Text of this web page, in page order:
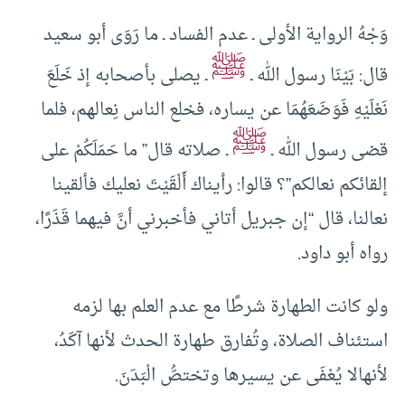
وَجْهُ الرواية الأولى ـ عدم الفساد ـ ما رَوَى أبو سعيد
قال: بَيْنَا رسول الله ـﷺـ يصلى بأصحابه إذ خَلَعَ
نَعْلَيْهِ فَوَضَعَهُمَا عن يساره، فخلع الناس نِعالهم، فلما
قضى رسول الله ـﷺـ صلاته قال” ما حَمَلَكُمْ على
إلقائكم نعالكم”؟ قالوا: رأيناك أَلْقَيْتَ نعليك فألقينا
نعالنا، قال “إن جبريل أتاني فأخبرني أنَّ فيهما قَذَرًا،
رواه أبو داود.
ولو كانت الطهارة شرطًا مع عدم العلم بها لزمه
استئناف الصلاة، وتُفارق طهارة الحدث لأنها آكَدُ،
لأنهالا يُعْفَى عن يسيرها وتختصُّ الْبَدَنَ.